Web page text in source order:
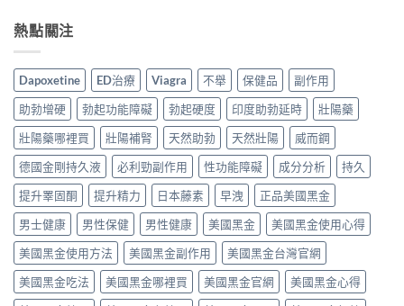
熱點關注
Dapoxetine ED治療 Viagra 不舉 保健品
副作用
助勃增硬
勃起功能障礙 勃起硬度 印度助勃延時
壯陽藥
壯陽藥哪裡買
壯陽補腎 天然助勃 天然壯陽
威而鋼
德國金剛持久液
必利勁副作用 性功能障礙 成分分析
持久
提升睪固酮
提升精力 日本藤素 早洩
正品美國黑金
男士健康
男性保健 男性健康 美國黑金
美國黑金使用心得
美國黑金使用方法
美國黑金副作用
美國黑金台灣官網
美國黑金吃法
美國黑金哪裡買 美國黑金官網
美國黑金心得